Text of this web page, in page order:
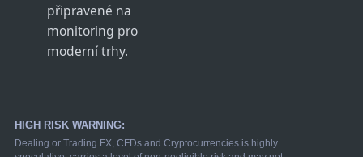
připravené na
monitoring pro
moderní trhy.